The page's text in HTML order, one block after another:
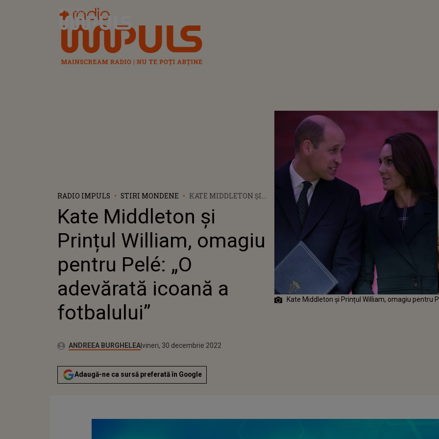
Radio Impuls
RADIO IMPULS STIRI MONDENE
KATE MIDDLETON ȘI
OMAGIU PENTRU PELÉ:
„O ADEVĂRATĂ ICOANĂ
A FOTBALULUI”
Kate Middleton și
Prințul William, omagiu
pentru Pelé: „O
adevărată icoană a
fotbalului”
Autor:ANDREEA BURGHELEAPublicat:
vineri, 30 decembrie 2022
Actualizat:
vineri, 30 decembrie 2022
Adaugă-ne ca sursă preferată în Google
Kate Middleton și Prințul William, omagiu pentru